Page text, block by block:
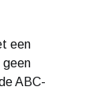
een
geen
ABC-